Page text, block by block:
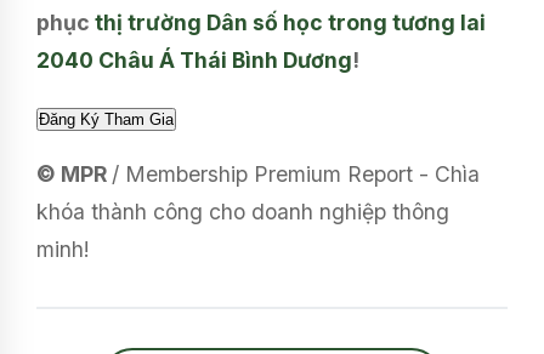
phục thị trường Dân số học trong tương lai
2040 Châu Á Thái Bình Dương!
© MPR / Membership Premium Report - Chìa
khóa thành công cho doanh nghiệp thông
minh!